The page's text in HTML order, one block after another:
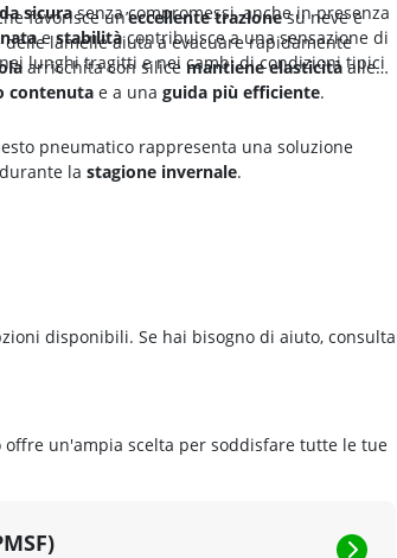
sicurasenza compromessi, anche in presenza
estabilitàcontribuisce a una sensazione di
lunghi tragitti e nei cambi di condizioni tipici
favorisce un’eccellente trazionesu neve e
delle lamelle aiuta a evacuare rapidamente
arricchita con silice mantiene elasticitàalle
contenuta e a una guida più efficiente.
pneumatico rappresenta una soluzione
durante la stagione invernale.
disponibili. Se hai bisogno di aiuto, consulta
offre un'ampia scelta per soddisfare tutte le tue